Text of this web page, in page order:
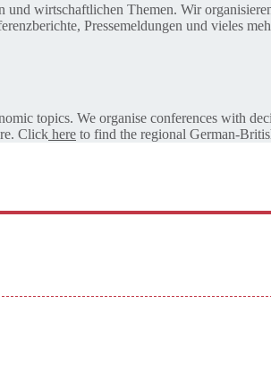
wirtschaftlichen Themen. Wir
Pressemeldungen und vieles
topics. We organise conferences with
Click here to find the regional German-